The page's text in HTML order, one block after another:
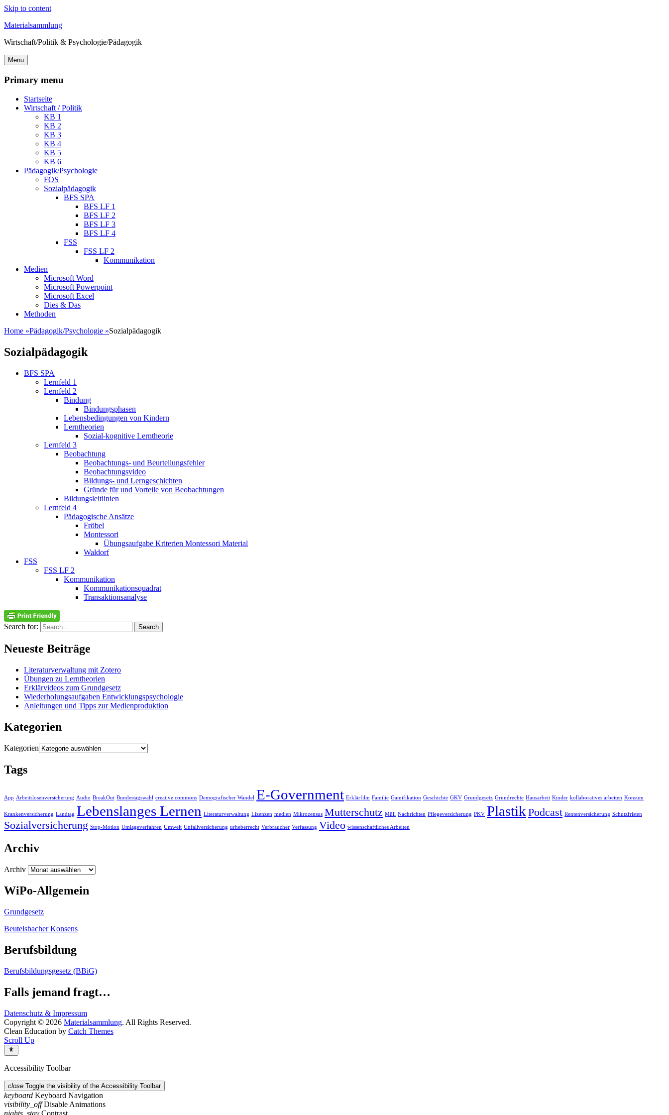
Skip to content
Materialsammlung
Wirtschaft/Politik & Psychologie/Pädagogik
Menu
Primary menu
Startseite
Wirtschaft / Politik
KB 1
KB 2
KB 3
KB 4
KB 5
KB 6
Pädagogik/Psychologie
FOS
Sozialpädagogik
BFS SPA
BFS LF 1
BFS LF 2
BFS LF 3
BFS LF 4
FSS
FSS LF 2
Kommunikation
Medien
Microsoft Word
Microsoft Powerpoint
Microsoft Excel
Dies & Das
Methoden
Home »Pädagogik/Psychologie »Sozialpädagogik
Sozialpädagogik
BFS SPA
Lernfeld 1
Lernfeld 2
Bindung
Bindungsphasen
Lebensbedingungen von Kindern
Lerntheorien
Sozial-kognitive Lerntheorie
Lernfeld 3
Beobachtung
Beobachtungs- und Beurteilungsfehler
Beobachtungsvideo
Bildungs- und Lerngeschichten
Gründe für und Vorteile von Beobachtungen
Bildungsleitlinien
Lernfeld 4
Pädagogische Ansätze
Fröbel
Montessori
Übungsaufgabe Kriterien Montessori Material
Waldorf
FSS
FSS LF 2
Kommunikation
Kommunikationsquadrat
Transaktionsanalyse
Search for: Search
Neueste Beiträge
Literaturverwaltung mit Zotero
Übungen zu Lerntheorien
Erklärvideos zum Grundgesetz
Wiederholungsaufgaben Entwicklungspsychologie
Anleitungen und Tipps zur Medienproduktion
Kategorien
Kategorien
Tags
App Arbeitslosenversicherung Audio BreakOut Bundestagswahl creative commons Demografischer Wandel E-Government Erklärfilm Familie Gamifikation Geschichte GKV Grundgesetz Grundrechte Hausarbeit Kinder kollaboratives arbeiten Konsum
Krankenversicherung Landtag Lebenslanges Lernen Literaturverwaltung Lizenzen medien Mikrozensus Mutterschutz Müll Nachrichten Pflegeversicherung PKV Plastik Podcast Rentenversicherung Schutzfristen
Sozialversicherung Stop-Motion Umlageverfahren Umwelt Unfallversicherung urheberrecht Verbraucher Verfassung Video wissenschaftliches Arbeiten
Archiv
Archiv
WiPo-Allgemein
Grundgesetz
Beutelsbacher Konsens
Berufsbildung
Berufsbildungsgesetz (BBiG)
Falls jemand fragt…
Datenschutz & Impressum
Copyright © 2026 Materialsammlung. All Rights Reserved.
Clean Education by Catch Themes
Scroll Up
Accessibility Toolbar
close Toggle the visibility of the Accessibility Toolbar
keyboard Keyboard Navigation
visibility_off Disable Animations